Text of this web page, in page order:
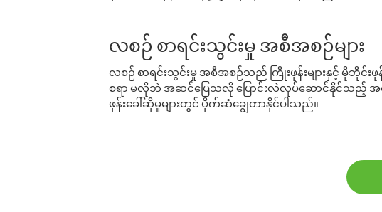
လစဉ် စာရင်းသွင်းမှု အစီအစဉ်များ
လစဉ် စာရင်းသွင်းမှု အစီအစဉ်သည် ကြိုးဖုန်းများနှင့် မိုဘိုင်
စရာ မလိုဘဲ အဆင်ပြေသလို ပြောင်းလဲလုပ်ဆောင်နိုင်သည့် အ
ဖုန်းခေါ်ဆိုမှုများတွင် ပိုက်ဆံချွေတာနိုင်ပါသည်။